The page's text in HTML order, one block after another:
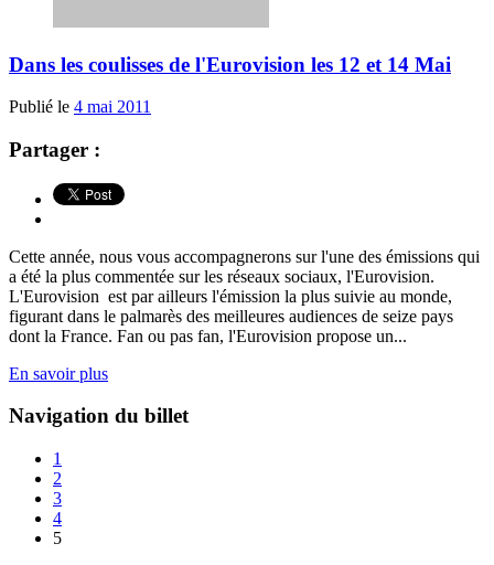
Dans les coulisses de l'Eurovision les 12 et 14 Mai
Publié le 4 mai 2011
Partager :
Cette année, nous vous accompagnerons sur l'une des émissions qui
a été la plus commentée sur les réseaux sociaux, l'Eurovision.
L'Eurovision est par ailleurs l'émission la plus suivie au monde,
figurant dans le palmarès des meilleures audiences de seize pays
dont la France. Fan ou pas fan, l'Eurovision propose un...
En savoir plus
Navigation du billet
1
2
3
4
5